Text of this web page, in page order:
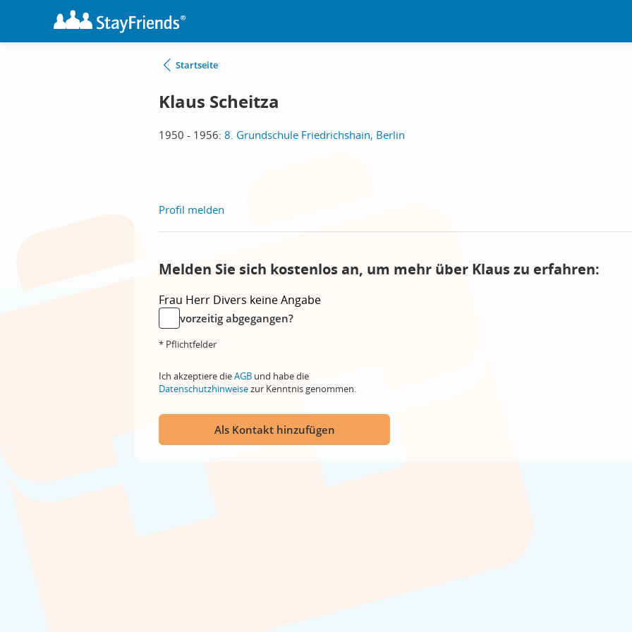
Startseite
Klaus Scheitza
1950 - 1956: 8. Grundschule Friedrichshain, Berlin
Profil melden
Melden Sie sich kostenlos an, um mehr über Klaus zu erfahren:
Frau Herr Divers keine Angabe
vorzeitig abgegangen?
* Pflichtfelder
Ich akzeptiere dieAGB und habe die
Datenschutzhinweisezur Kenntnis genommen.
Als Kontakt hinzufügen